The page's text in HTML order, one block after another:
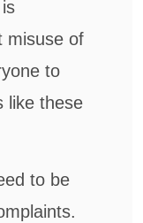
misuse of
to
like these
to be